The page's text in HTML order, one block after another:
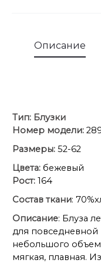
Описание
Тип: Блузки
Номер модели:
Размеры: 52-62
Цвета: бежевый
Рост: 164
Состав ткани:
Описание: Блуза
для повседневной
небольшого
мягкая, плавная.